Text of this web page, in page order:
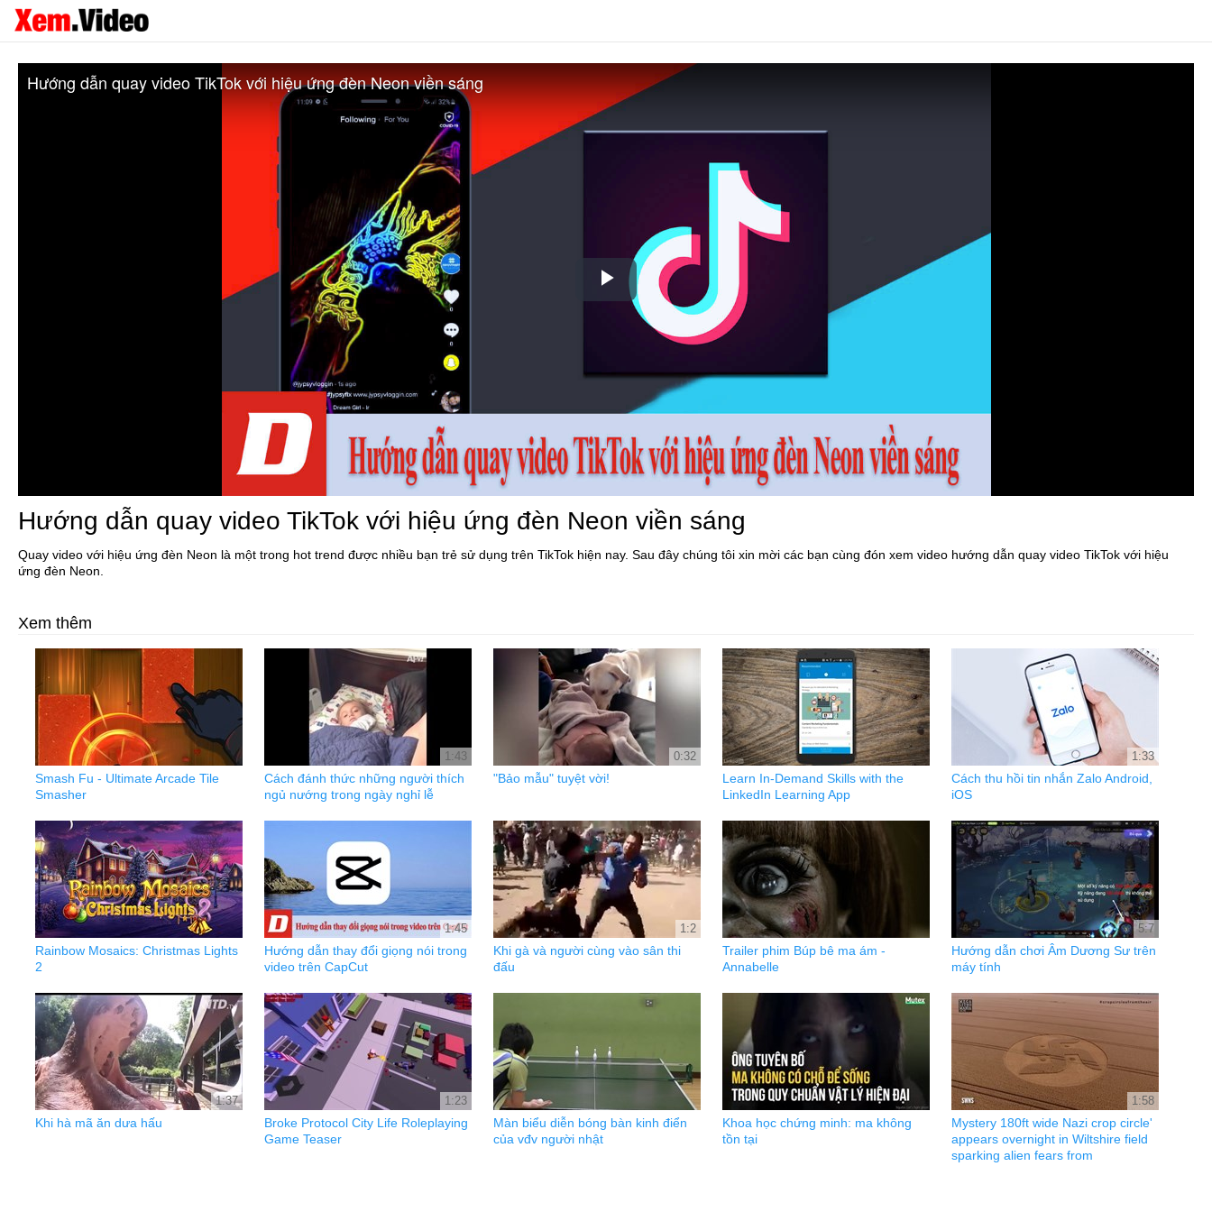
Play
Video
Hướng dẫn quay video TikTok với hiệu ứng đèn Neon viền sáng
Hướng dẫn quay video TikTok với hiệu ứng đèn Neon viền sáng
Quay video với hiệu ứng đèn Neon là một trong hot trend được nhiều bạn trẻ sử dụng trên TikTok hiện nay. Sau đây chúng tôi xin mời các bạn cùng đón xem video hướng dẫn quay video TikTok với hiệu
ứng đèn Neon.
Xem thêm
Smash Fu - Ultimate Arcade Tile
Smasher
1:43
Cách đánh thức những người thích
ngủ nướng trong ngày nghỉ lễ
0:32
"Bảo mẫu" tuyệt vời!
Learn In-Demand Skills with the
LinkedIn Learning App
1:33
Cách thu hồi tin nhắn Zalo Android,
iOS
Rainbow Mosaics: Christmas Lights
2
1:45
Hướng dẫn thay đổi giọng nói trong
video trên CapCut
1:2
Khi gà và người cùng vào sân thi
đấu
Trailer phim Búp bê ma ám -
Annabelle
5:7
Hướng dẫn chơi Âm Dương Sư trên
máy tính
1:37
Khi hà mã ăn dưa hấu
1:23
Broke Protocol City Life Roleplaying
Game Teaser
Màn biểu diễn bóng bàn kinh điển
của vđv người nhật
Khoa học chứng minh: ma không
tồn tại
1:58
Mystery 180ft wide Nazi crop circle'
appears overnight in Wiltshire field
sparking alien fears from